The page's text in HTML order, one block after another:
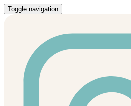
Toggle navigation